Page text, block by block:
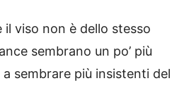
viso non è dello stesso
sembrano un po’ più
sembrare più insistenti del